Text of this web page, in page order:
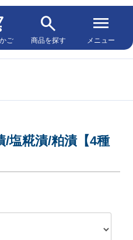
ご
search
商品を探す
menu
メニュー
塩糀漬/粕漬【4種